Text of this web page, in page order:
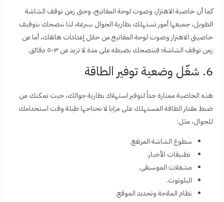
كما أن خاصية الاهتزاز، وصوت لوحة المفاتيح، وحتى زمن توقف الشاشة
الطويل، جميعها أمور تستهلك بطارية الجوال بسرعة، لذا ننصحك بتوقيف
خاصيتي الاهتزاز وصوت لوحة المفاتيح من خلال إعدادات هاتفك، أما عن
زمن توقف الشاشة؛ فننصحك بضبطه على مدة لا تزيد عن ٣-٥ دقائق.
6. شغّل وضعية توفير الطاقة
هذه الخاصية ممتازة جداً لتوفير استهلاك بطارية جوالك، حيث تمكنك من
ضبط مقدار الطاقة المستهلك على مزايا لا تحتاجها طيلة وقت استخدامك
للجوال، مثل:
سطوع الشاشة المرتفع.
تطبيقات الأخبار.
مشغلات الموسيقى.
البلوتوث.
نظام الملاحة وتحديد الموقع.